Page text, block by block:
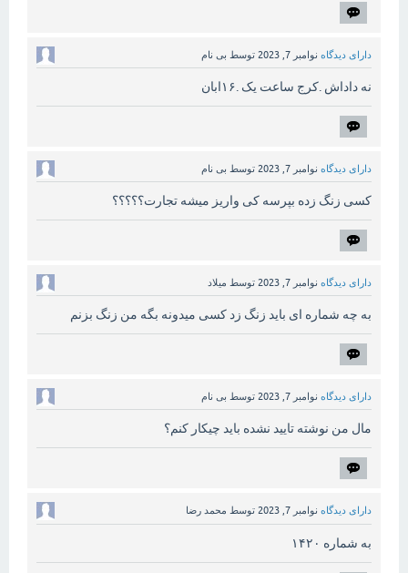
دارای دیدگاه نوامبر 7, 2023 توسط بی نام
نه داداش .کرج ساعت یک .۱۶ابان
دارای دیدگاه نوامبر 7, 2023 توسط بی نام
کسی زنگ زده بپرسه کی واریز میشه تجارت؟؟؟؟؟
دارای دیدگاه نوامبر 7, 2023 توسط میلاد
به چه شماره ای باید زنگ زد کسی میدونه بگه من زنگ بزنم
دارای دیدگاه نوامبر 7, 2023 توسط بی نام
مال من نوشته تایید نشده باید چیکار کنم؟
دارای دیدگاه نوامبر 7, 2023 توسط محمد رضا
به شماره ۱۴۲۰